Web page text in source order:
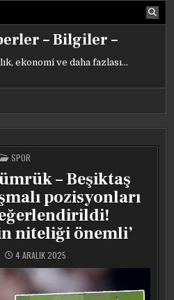
– Bilgiler –
ekonomi ve daha fazlası…
POSTED
IN
SPOR
– Beşiktaş
pozisyonları
niteliği önemli’
4 ARALIK 2025